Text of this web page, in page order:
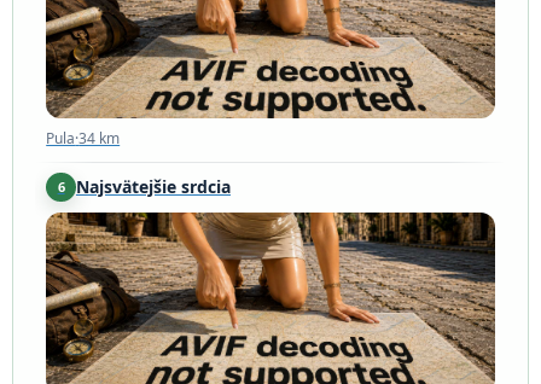
Pula·34 km
6 Najsvätejšie srdcia
Pula·34 km